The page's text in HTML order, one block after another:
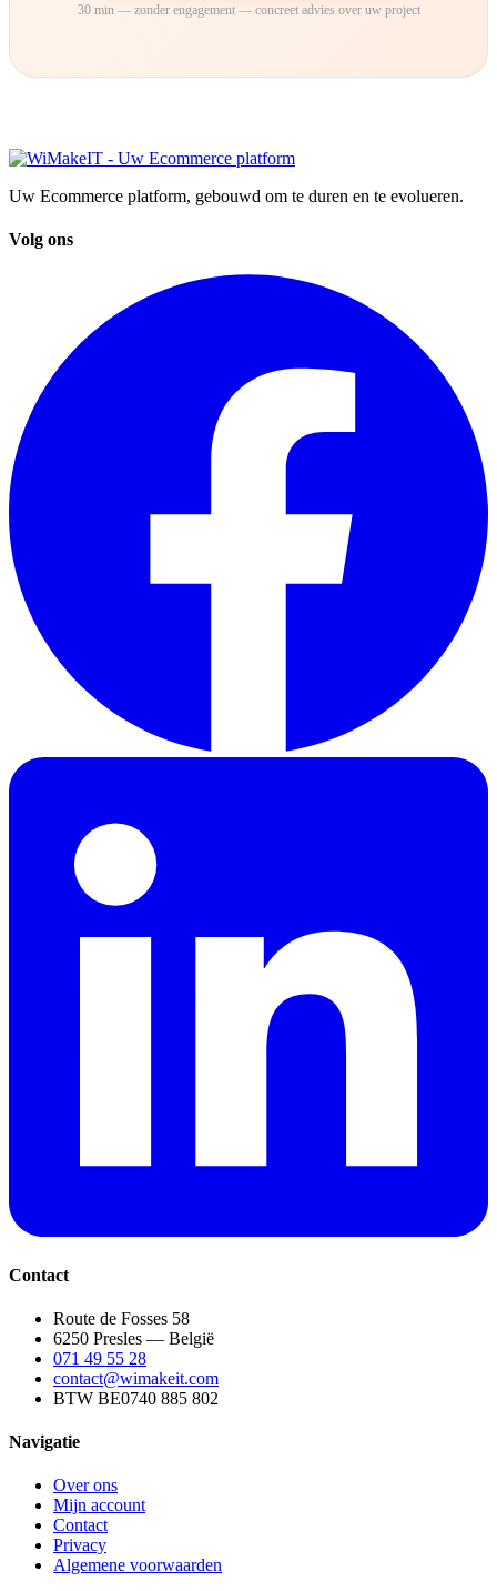
30 min — zonder engagement — concreet advies over uw project
Uw Ecommerce platform, gebouwd om te duren en te evolueren.
Volg ons
Contact
Route de Fosses 58
6250 Presles — België
071 49 55 28
contact@wimakeit.com
BTW BE0740 885 802
Navigatie
Over ons
Mijn account
Contact
Privacy
Algemene voorwaarden